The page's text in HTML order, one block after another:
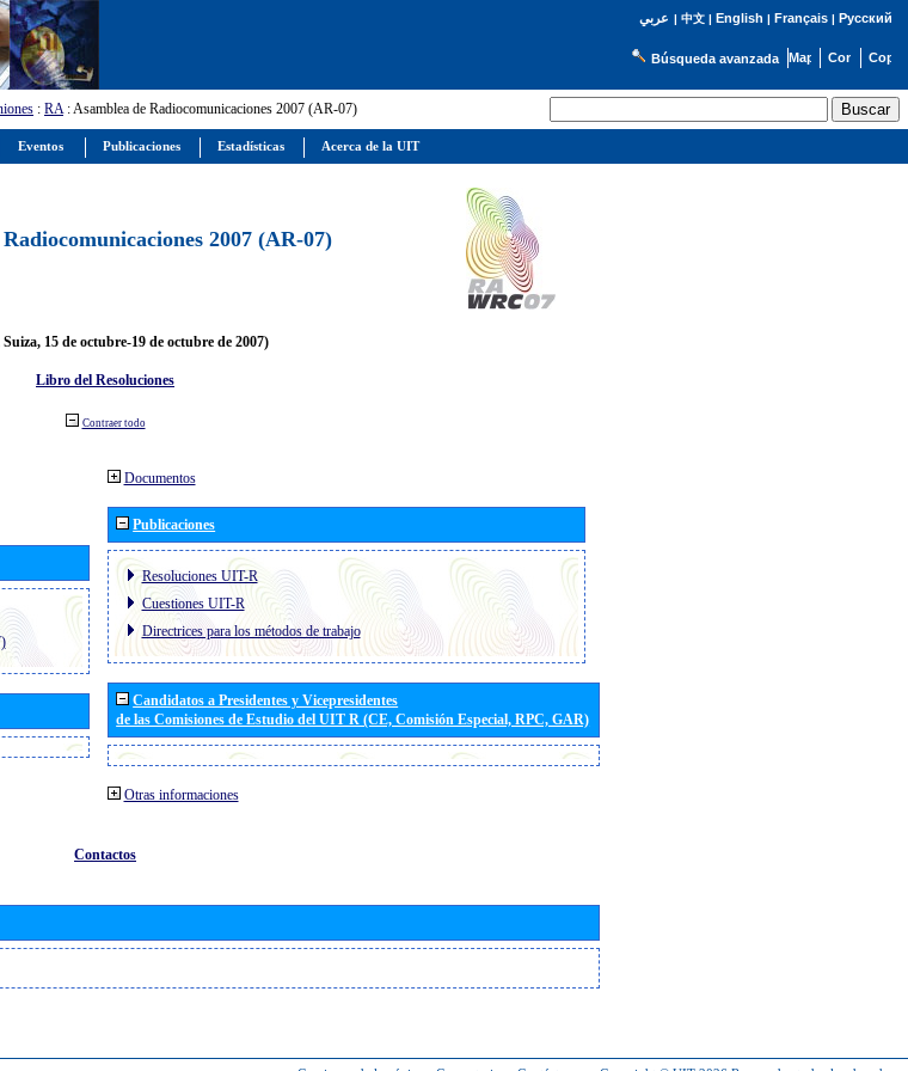
عربي | 中文| English | Français| Русский
Búsqueda avanzada
: RA: Asamblea de Radiocomunicaciones 2007 (AR-07)
2007 (AR-07)
15 de octubre-19 de octubre de 2007)
Libro del Resoluciones
Contraer todo
Documentos
Publicaciones
Resoluciones UIT-R
Cuestiones UIT-R
Directrices para los métodos de trabajo
Candidatos a Presidentes y Vicepresidentes
de las Comisiones de Estudio del UIT R (CE, Comisión Especial, RPC, GAR)
Otras informaciones
Contactos
Eventos Publicaciones Estadísticas Acerca de la UIT